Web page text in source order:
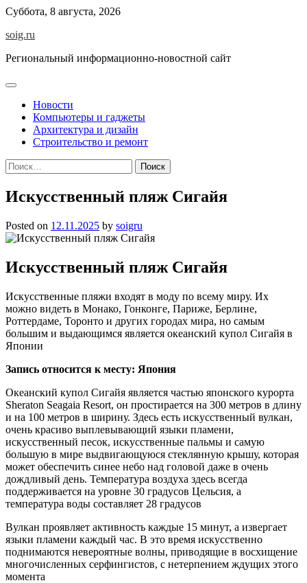
Skip
content
Суббота, 8 августа, 2026
soig.ru
Региональный информационно-новостной сайт
Новости
Компьютеры и гаджеты
Архитектура и дизайн
Строительство и ремонт
Найти:
Искусственный пляж Сигайя
Posted on 12.11.2025 by soigru
Искусственный пляж Сигайя
Искусственные пляжи входят в моду по всему миру. Их
можно видеть в Монако, Гонконге, Париже, Берлине,
Роттердаме, Торонто и других городах мира, но самым
большим и выдающимся является океанский купол Сигайя в
Японии
Запись относится к месту: Япония
Океанский купол Сигайя является частью японского курорта
Sheraton Seagaia Resort, он простирается на 300 метров в длину
и на 100 метров в ширину. Здесь есть искусственный вулкан,
очень красиво выплевывающий языки пламени,
искусственный песок, искусственные пальмы и самую
большую в мире выдвигающуюся стеклянную крышу, которая
может обеспечить синее небо над головой даже в очень
дождливый день. Температура воздуха здесь всегда
поддерживается на уровне 30 градусов Цельсия, а
температура воды составляет 28 градусов
Вулкан проявляет активность каждые 15 минут, а извергает
языки пламени каждый час. В это время искусственно
поднимаются невероятные волны, приводящие в восхищение
многочисленных серфингистов, с нетерпением ждущих этого
момента